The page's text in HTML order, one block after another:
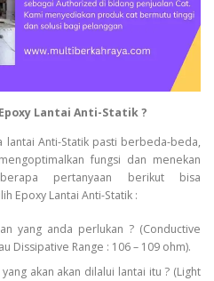
Lantai Anti-Statik ?
lantai Anti-Statik pasti berbeda-beda,
fungsi dan menekan
pertanyaan berikut bisa
Epoxy Lantai Anti-Statik :
yang anda perlukan ? (Conductive
Dissipative Range : 106 – 109 ohm).
akan akan dilalui lantai itu ? (Light